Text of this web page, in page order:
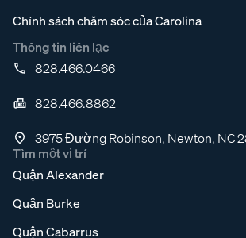
Chính sách chăm sóc của Carolina
Thông tin liên lạc
828.466.0466
828.466.8862
3975 Đường Robinson, Newton, NC
Tìm một vị trí
Quận Alexander
Quận Burke
Quận Cabarrus